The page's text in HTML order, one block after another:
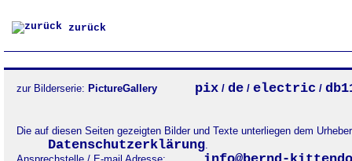
zurück
zur Bilderserie: PictureGallery pix / de / electric /
Die auf diesen Seiten gezeigten Bilder und Texte unterliegen dem
Datenschutzerklärung.